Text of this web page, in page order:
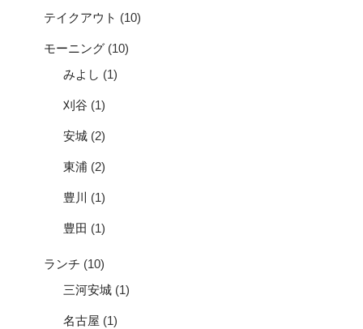
テイクアウト (10)
モーニング (10)
みよし (1)
刈谷 (1)
安城 (2)
東浦 (2)
豊川 (1)
豊田 (1)
ランチ (10)
三河安城 (1)
名古屋 (1)